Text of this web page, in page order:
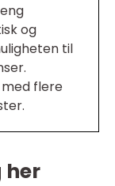
og
til
flere
her